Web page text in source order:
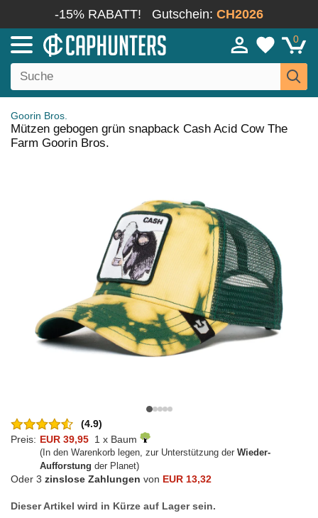
-15% RABATT! Gutschein: CH2026
0
Goorin Bros.
Mützen gebogen grün snapback Cash Acid Cow The
Farm Goorin Bros.
(4.9)
Preis: EUR 39,95 1 x Baum
(In den Warenkorb legen, zur Unterstützung der Wieder-
Aufforstung der Planet)
Oder 3 zinslose Zahlungen von EUR 13,32
Dieser Artikel wird in Kürze auf Lager sein.